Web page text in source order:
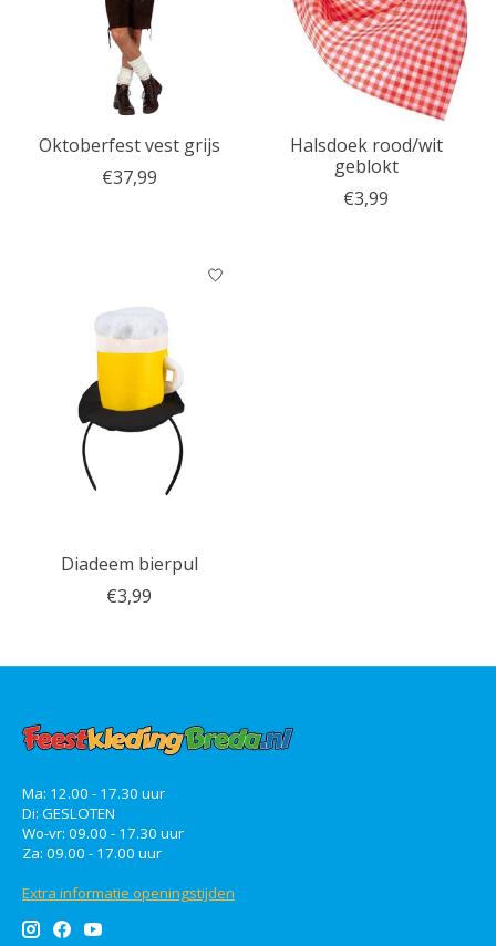
Oktoberfest vest grijs
€37,99
Halsdoek rood/wit
geblokt
€3,99
Diadeem bierpul
€3,99
Ma: 12.00 - 17.30 uur
Di: GESLOTEN
Wo-vr: 09.00 - 17.30 uur
Za: 09.00 - 17.00 uur
Extra informatie openingstijden